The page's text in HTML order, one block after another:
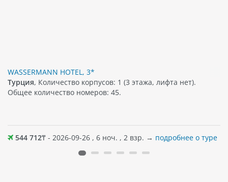
WASSERMANN HOTEL, 3*
Турция, Количество корпусов: 1 (3 этажа, лифта нет).
Общее количество номеров: 45.
544 712₸ - 2026-09-26 , 6 ноч. , 2 взр. → подробнее о туре